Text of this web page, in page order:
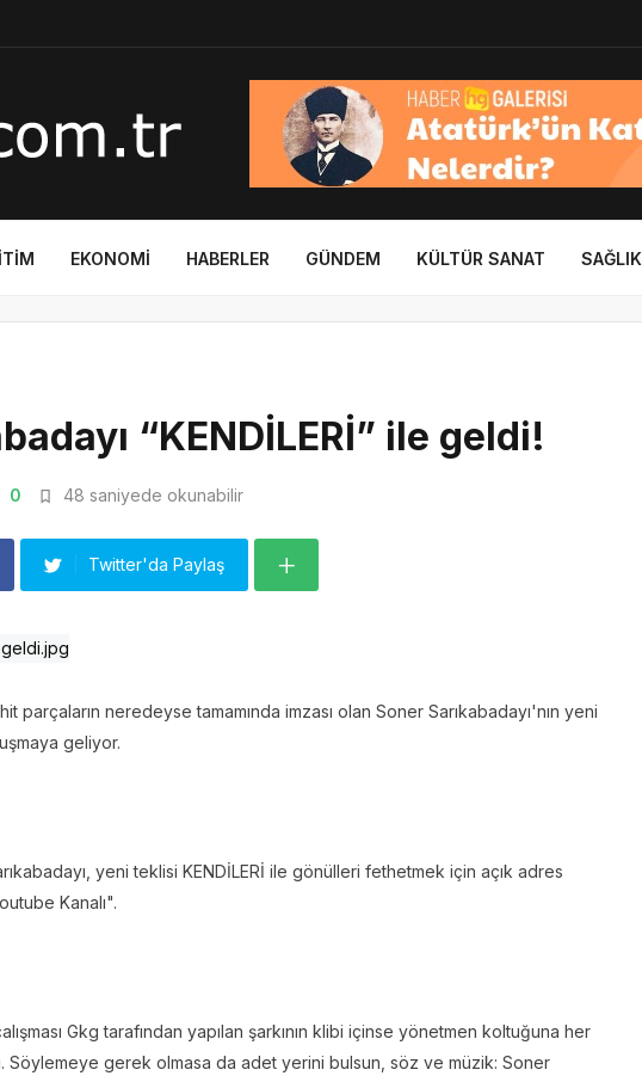
EKONOMI HABERLER GÜNDEM KÜLTÜR SANAT SAĞLIK
“KENDİLERİ” ile geldi!
0 48 saniyede okunabilir
Twitter'da Paylaş
parçaların neredeyse tamamında imzası olan Soner Sarıkabadayı'nın yeni
geliyor.
yeni teklisi KENDİLERİ ile gönülleri fethetmek için açık adres
Kanalı".
Gkg tarafından yapılan şarkının klibi içinse yönetmen koltuğuna her
Söylemeye gerek olmasa da adet yerini bulsun, söz ve müzik: Soner